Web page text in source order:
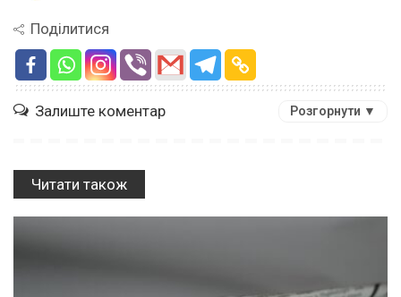
Поділитися
Залиште коментар Розгорнути ▼
Читати також